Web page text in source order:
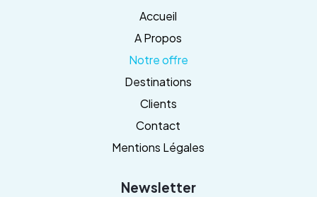
Accueil
A Propos
Notre offre
Destinations
Clients
Contact
Mentions Légales
Newsletter